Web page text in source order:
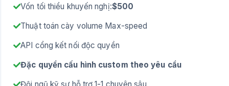
Vốn tối thiểu khuyến nghị:$500
Thuật toán cày volume Max-speed
API cổng kết nối độc quyền
Đặc quyền cấu hình custom theo yêu cầu